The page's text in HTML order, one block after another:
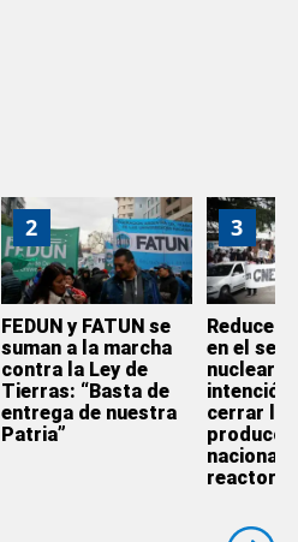
2
FEDUN y FATUN se
suman a la marcha
contra la Ley de
Tierras: “Basta de
entrega de nuestra
Patria”
3
Reducen
en el
nuclear:
intención
cerrar la
nacional